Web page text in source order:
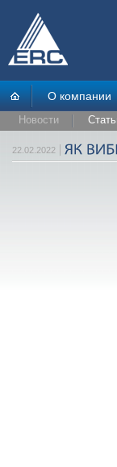
О компании
Новости
22.02.2022